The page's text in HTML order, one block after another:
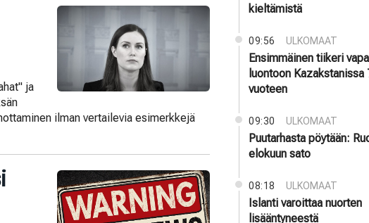
ja
ilman vertailevia esimerkkejä
kieltämistä
09:56 ULKOMAAT
Ensimmäinen tiikeri
luontoon Kazakstanissa
vuoteen
09:30 ULKOMAAT
Puutarhasta pöytään:
elokuun sato
08:18 ULKOMAAT
Islanti varoittaa nuorten
lisääntyneestä